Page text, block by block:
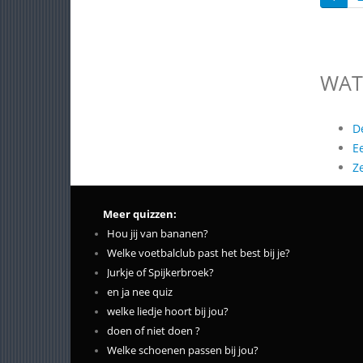
Meer quizzen:
Hou jij van bananen?
Welke voetbalclub past het best bij je?
Jurkje of Spijkerbroek?
en ja nee quiz
welke liedje hoort bij jou?
doen of niet doen ?
Welke schoenen passen bij jou?